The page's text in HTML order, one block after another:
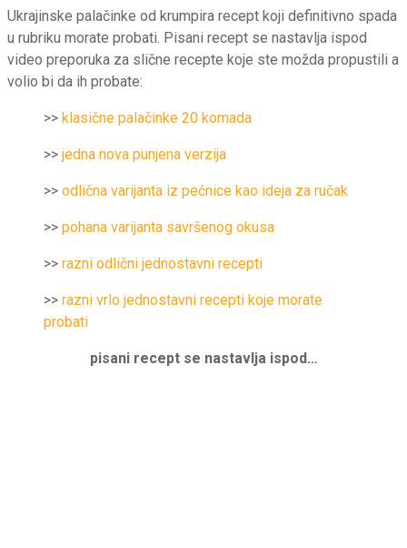
Ukrajinske palačinke od krumpira recept koji definitivno spada
u rubriku morate probati. Pisani recept se nastavlja ispod
video preporuka za slične recepte koje ste možda propustili a
volio bi da ih probate:
>> klasične palačinke 20 komada
>> jedna nova punjena verzija
>> odlična varijanta iz pećnice kao ideja za ručak
>> pohana varijanta savršenog okusa
>> razni odlični jednostavni recepti
>> razni vrlo jednostavni recepti koje morate
probati
pisani recept se nastavlja ispod…